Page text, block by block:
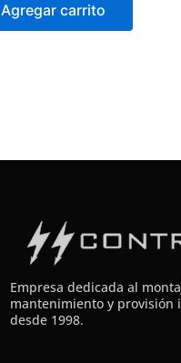
Agregar carrito
Empresa dedicada al
mantenimiento y provisión
desde 1998.